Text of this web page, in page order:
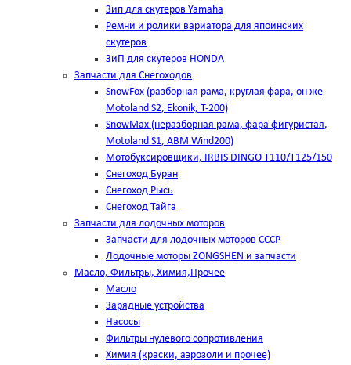
Зип для скутеров Yamaha
Ремни и ролики вариатора для япоинских
скутеров
ЗиП для скутеров HONDA
Запчасти для Снегоходов
SnowFox (разборная рама, круглая фара, он же
Motoland S2, Ekonik, T-200)
SnowMax (неразборная рама, фара фигуристая,
Motoland S1, ABM Wind200)
Мотобуксировщики, IRBIS DINGO Т110/Т125/150
Снегоход Буран
Снегоход Рысь
Снегоход Тайга
Запчасти для лодочных моторов
Запчасти для лодочных моторов СССР
Лодочные моторы ZONGSHEN и запчасти
Масло, Фильтры, Химия,Прочее
Масло
Зарядные устройства
Насосы
Фильтры нулевого сопротивления
Химия (краски, аэрозоли и прочее)